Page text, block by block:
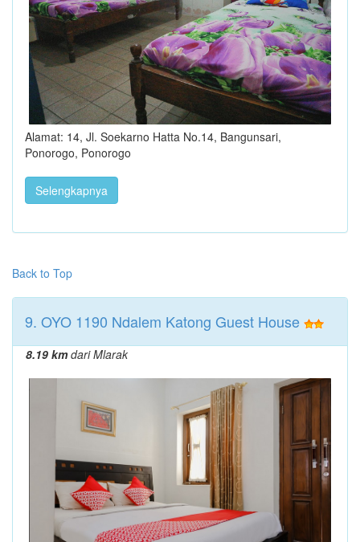
Alamat: 14, Jl. Soekarno Hatta No.14, Bangunsari,
Ponorogo, Ponorogo
Selengkapnya
Back to Top
9. OYO 1190 Ndalem Katong Guest House
8.19 kmdari Mlarak